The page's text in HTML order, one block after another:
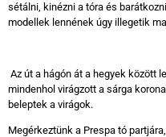
sétálni, kinézni a tóra és
modellek lennének úgy illegetik
Az út a hágón át a hegyek között
mindenhol virágzott a sárga
beleptek a virágok.
Megérkeztünk a Prespa tó